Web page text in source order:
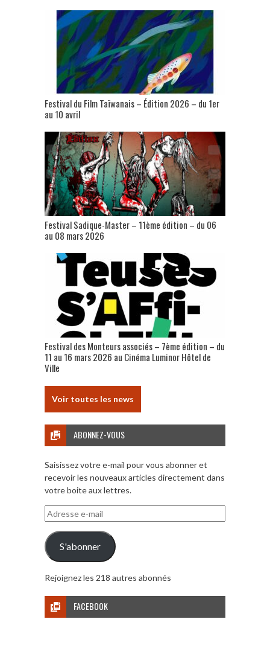
Festival du Film Taïwanais – Édition 2026 – du 1er
au 10 avril
Festival Sadique-Master – 11ème édition – du 06
au 08 mars 2026
Festival des Monteurs associés – 7ème édition – du
11 au 16 mars 2026 au Cinéma Luminor Hôtel de
Ville
Voir toutes les news
ABONNEZ-VOUS
Saisissez votre e-mail pour vous abonner et
recevoir les nouveaux articles directement dans
votre boite aux lettres.
Adresse
e-
mail
S'abonner
Rejoignez les 218 autres abonnés
FACEBOOK